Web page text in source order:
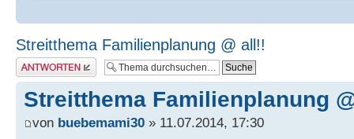
Streitthema Familienplanung @ all!!
Antwort erstellen
Streitthema Familienplanung
von buebemami30 » 11.07.2014, 17:30